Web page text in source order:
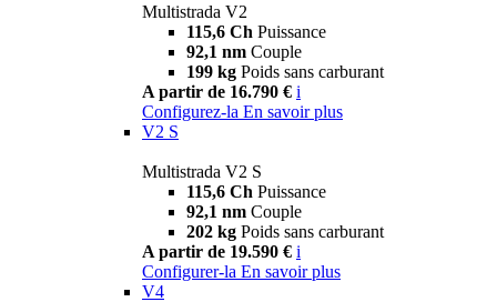
Multistrada V2
115,6 Ch Puissance
92,1 nm Couple
199 kg Poids sans carburant
A partir de 16.790 € i
Configurez-la En savoir plus
V2 S
Multistrada V2 S
115,6 Ch Puissance
92,1 nm Couple
202 kg Poids sans carburant
A partir de 19.590 € i
Configurer-la En savoir plus
V4